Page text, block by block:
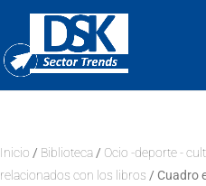
Inicio / Biblioteca / Ocio -deporte -
relacionados con los libros / Cuadro